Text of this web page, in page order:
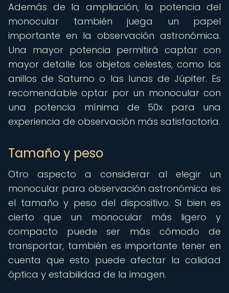
Además de la ampliación, la potencia del
monocular también juega un papel
importante en la observación astronómica.
Una mayor potencia permitirá captar con
mayor detalle los objetos celestes, como los
anillos de Saturno o las lunas de Júpiter. Es
recomendable optar por un monocular con
una potencia mínima de 50x para una
experiencia de observación más satisfactoria.
Tamaño y peso
Otro aspecto a considerar al elegir un
monocular para observación astronómica es
el tamaño y peso del dispositivo. Si bien es
cierto que un monocular más ligero y
compacto puede ser más cómodo de
transportar, también es importante tener en
cuenta que esto puede afectar la calidad
óptica y estabilidad de la imagen.